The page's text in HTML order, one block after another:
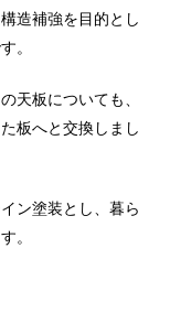
造補強を目的とし
。
天板についても、
板へと交換しまし
ン塗装とし、暮ら
。